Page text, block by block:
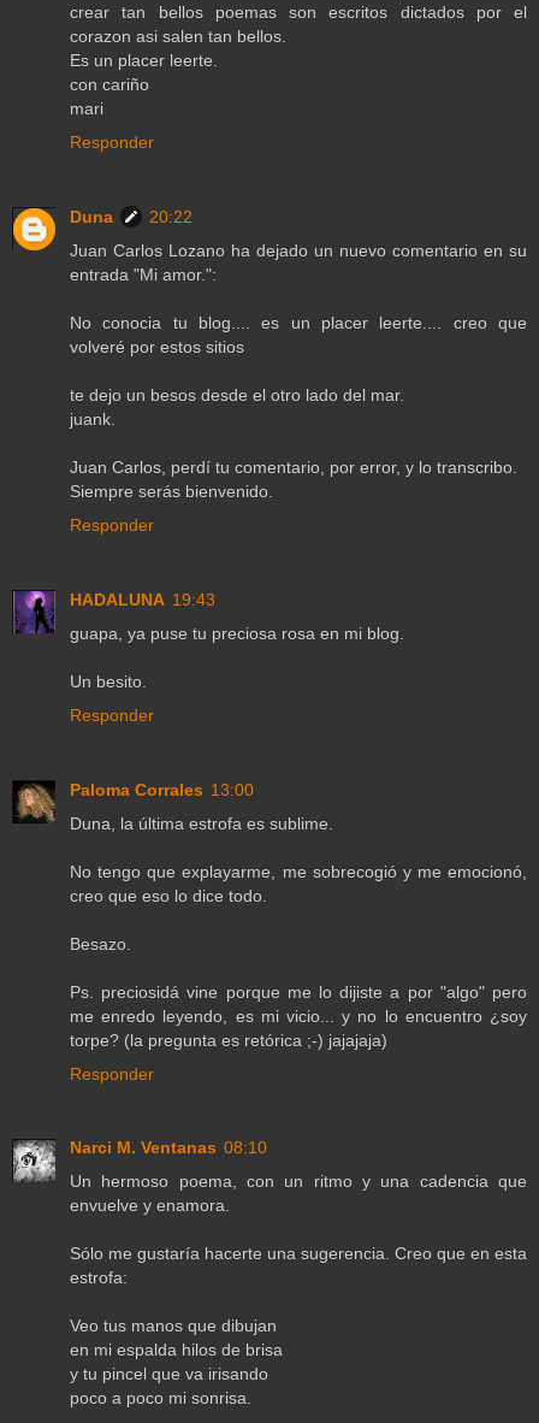
crear tan bellos poemas son escritos dictados por el
corazon asi salen tan bellos.
Es un placer leerte.
con cariño
mari
Responder
Duna
20:22
Juan Carlos Lozano ha dejado un nuevo comentario en su
entrada "Mi amor.":
No conocia tu blog.... es un placer leerte.... creo que
volveré por estos sitios
te dejo un besos desde el otro lado del mar.
juank.
Juan Carlos, perdí tu comentario, por error, y lo transcribo.
Siempre serás bienvenido.
Responder
HADALUNA 19:43
guapa, ya puse tu preciosa rosa en mi blog.
Un besito.
Responder
Paloma Corrales 13:00
Duna, la última estrofa es sublime.
No tengo que explayarme, me sobrecogió y me emocionó,
creo que eso lo dice todo.
Besazo.
Ps. preciosidá vine porque me lo dijiste a por "algo" pero
me enredo leyendo, es mi vicio... y no lo encuentro ¿soy
torpe? (la pregunta es retórica ;-) jajajaja)
Responder
Narci M. Ventanas 08:10
Un hermoso poema, con un ritmo y una cadencia que
envuelve y enamora.
Sólo me gustaría hacerte una sugerencia. Creo que en esta
estrofa:
Veo tus manos que dibujan
en mi espalda hilos de brisa
y tu pincel que va irisando
poco a poco mi sonrisa.